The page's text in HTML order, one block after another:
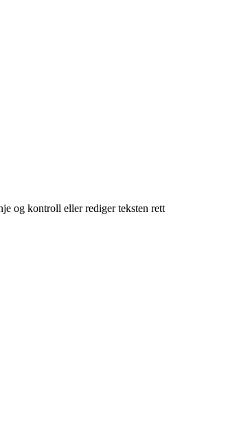
og kontroll eller rediger teksten rett